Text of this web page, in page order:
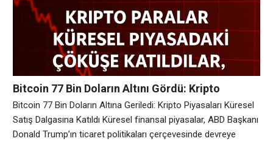
çevrildi. Eğer Ethereum ETF’leri de onaylanırsa, bu gelişme
sadece Ethereum için değil, tüm kripto piyasaları için yeni bir
Bitcoin 77 Bin Doların Altını Gördü: Kripto
Piyasasında Sert Düşüş!
Bitcoin 77 Bin Doların Altına Geriledi: Kripto Piyasaları Küresel
Satış Dalgasına Katıldı Küresel finansal piyasalar, ABD Başkanı
Donald Trump’ın ticaret politikaları çerçevesinde devreye